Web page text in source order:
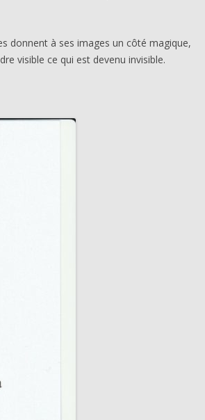
donnent à ses images un côté magique,
visible ce qui est devenu invisible.